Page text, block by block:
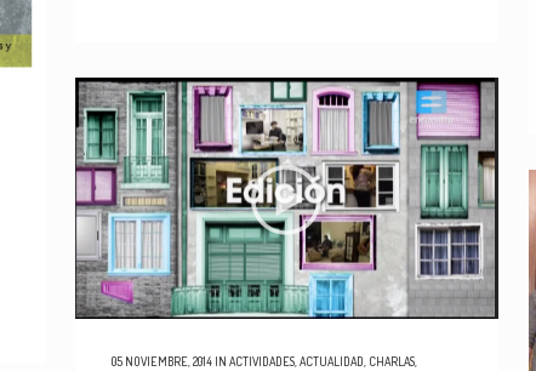
05 NOVIEMBRE, 2014 IN ACTIVIDADES ACTUALIDAD CHARLAS